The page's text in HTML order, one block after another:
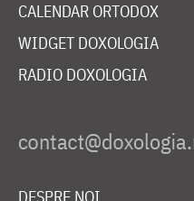
CALENDAR ORTODOX
WIDGET DOXOLOGIA
RADIO DOXOLOGIA
DESPRE NOI